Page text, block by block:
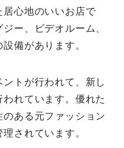
居心地のいいお店で
ー、ビデオルーム、
備があります。
トが行われて、新し
れています。優れた
ある元ファッション
されています。